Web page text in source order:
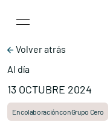
Main
Volver atrás
Al día
13 OCTUBRE 2024
En colaboración con Grupo Cero